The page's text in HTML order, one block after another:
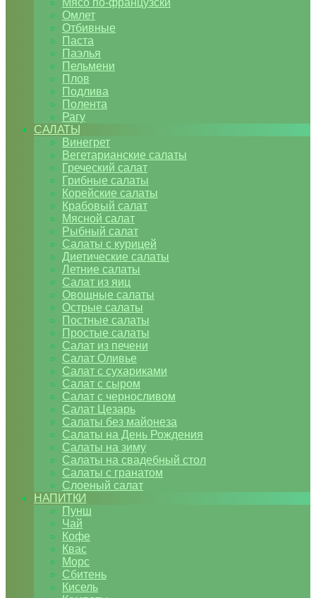
Мясо по-французски
Омлет
Отбивные
Паста
Паэлья
Пельмени
Плов
Подлива
Полента
Рагу
САЛАТЫ
Винегрет
Вегетарианские салаты
Греческий салат
Грибные салаты
Корейские салаты
Крабовый салат
Мясной салат
Рыбный салат
Салаты с курицей
Диетические салаты
Летние салаты
Салат из яиц
Овощные салаты
Острые салаты
Постные салаты
Простые салаты
Салат из печени
Салат Оливье
Салат с сухариками
Салат с сыром
Салат с черносливом
Салат Цезарь
Салаты без майонеза
Салаты на День Рождения
Салаты на зиму
Салаты на свадебный стол
Салаты с гранатом
Слоеный салат
НАПИТКИ
Пунш
Чай
Кофе
Квас
Морс
Сбитень
Кисель